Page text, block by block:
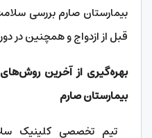
بیمارستان صارم بررسی
قبل از ازدواج و همچنین در
بهره‌گیری از آخرین
بیمارستان صارم
تیم تخصصی کلینیک